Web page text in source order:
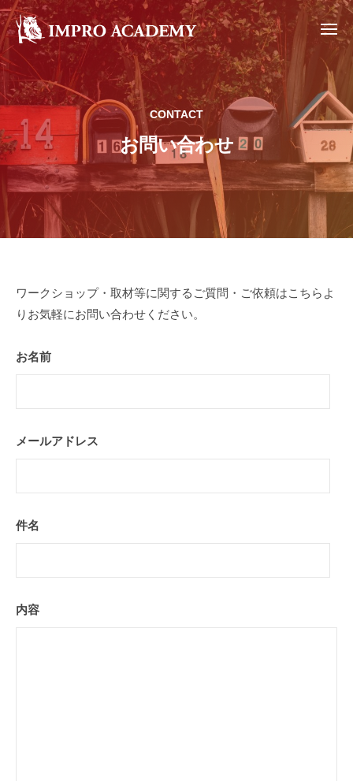
コ
ン
テ
ン
ツ
ス
キ
ッ
イ
ン
プ
ロ
ア
カ
デ
ミ
ー
イ
ン
プ
ロ
ワ
シ
ョ
ッ
メ
ニ
ュ
CONTACT
お問い合わせ
お
問
い
合
わ
せ
月
30
内
ワークショップ・取材等に関するご質問・ご依頼はこちらよ
りお気軽にお問い合わせください。
お名前
メールアドレス
件名
内容
ン
プ
ロ
ア
カ
ミ
ー
ー